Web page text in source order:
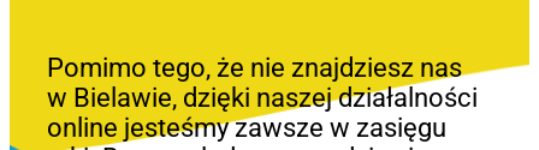
Pomimo tego, że nie znajdziesz nas
w Bielawie, dzięki naszej działalności
online jesteśmy zawsze w zasięgu